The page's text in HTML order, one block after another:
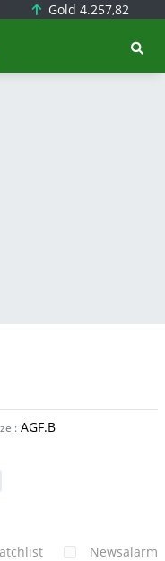
Gold 4.257,82
AGF.B
Newsalarm